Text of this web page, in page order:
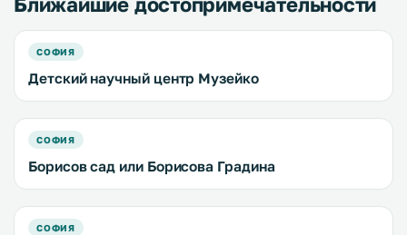
СОФИЯ
Детский научный центр Музейко
СОФИЯ
Борисов сад или Борисова Градина
СОФИЯ